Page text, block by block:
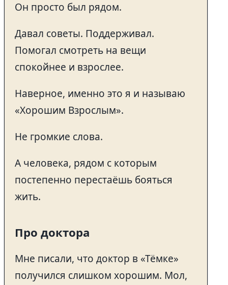
Он просто был рядом.
Давал советы. Поддерживал.
Помогал смотреть на вещи
спокойнее и взрослее.
Наверное, именно это я и называю
«Хорошим Взрослым».
Не громкие слова.
А человека, рядом с которым
постепенно перестаёшь бояться
жить.
Про доктора
Мне писали, что доктор в «Тёмке»
получился слишком хорошим. Мол,